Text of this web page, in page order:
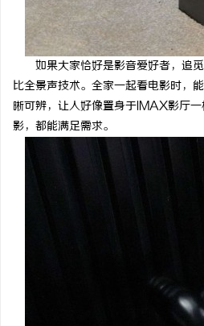
如果大家恰好是影音爱好者，追
比全景声技术。全家一起看电影时，
晰可辨，让人好像置身于IMAX影厅
影，都能满足需求。